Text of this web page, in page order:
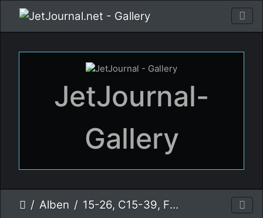
JetJournal-
Gallery
Alben 15-26, C15-39, F/A-18C, Spanisch Air Force